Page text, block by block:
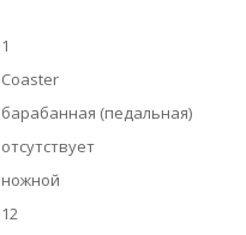
1
Coaster
барабанная (педальная)
отсутствует
ножной
12